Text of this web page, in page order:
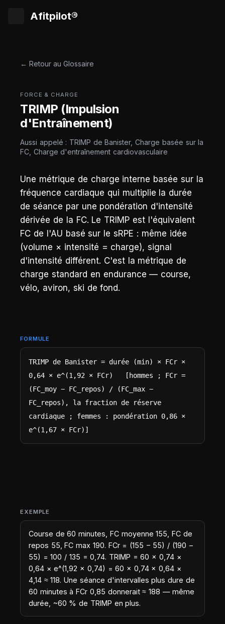
Afitpilot®
← Retour au Glossaire
FORCE & CHARGE
TRIMP (Impulsion
d'Entraînement)
Aussi appelé : TRIMP de Banister, Charge basée sur la
FC, Charge d'entraînement cardiovasculaire
Une métrique de charge interne basée sur la
fréquence cardiaque qui multiplie la durée
de séance par une pondération d'intensité
dérivée de la FC. Le TRIMP est l'équivalent
FC de l'AU basé sur le sRPE : même idée
(volume × intensité = charge), signal
d'intensité différent. C'est la métrique de
charge standard en endurance — course,
vélo, aviron, ski de fond.
FORMULE
TRIMP de Banister = durée (min) × FCr ×
0,64 × e^(1,92 × FCr)   [hommes ; FCr =
(FC_moy − FC_repos) / (FC_max −
FC_repos), la fraction de réserve
cardiaque ; femmes : pondération 0,86 ×
e^(1,67 × FCr)]
EXEMPLE
Course de 60 minutes, FC moyenne 155, FC de
repos 55, FC max 190. FCr = (155 − 55) / (190 −
55) = 100 / 135 = 0,74. TRIMP = 60 × 0,74 ×
0,64 × e^(1,92 × 0,74) = 60 × 0,74 × 0,64 ×
4,14 ≈ 118. Une séance d'intervalles plus dure de
60 minutes à FCr 0,85 donnerait ≈ 188 — même
durée, ~60 % de TRIMP en plus.